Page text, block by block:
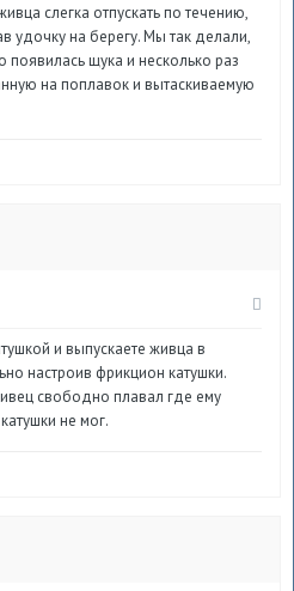
слегка отпускать по течению,
удочку на берегу. Мы так делали,
щука и несколько раз
на поплавок и вытаскиваемую
и выпускаете живца в
настроив фрикцион катушки.
свободно плавал где ему
не мог.